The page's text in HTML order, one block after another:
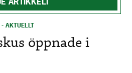
AKTUELLT
öppnade i